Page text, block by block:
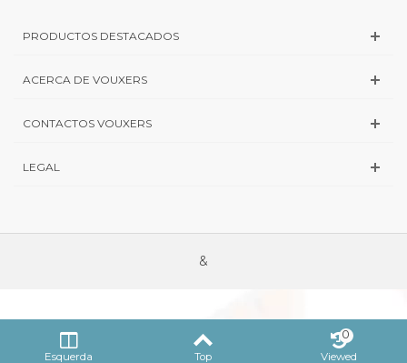
PRODUCTOS DESTACADOS
ACERCA DE VOUXERS
CONTACTOS VOUXERS
LEGAL
&
Esquerda Top Viewed
0